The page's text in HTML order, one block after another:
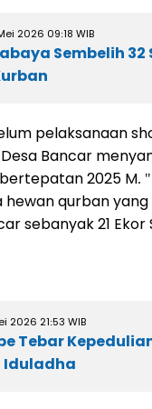
2026 09:18 WIB
Sembelih
pelaksanaan
Desa Bancar
2025
hewan qurban
sebanyak 21
2026 21:53 WIB
Tebar
Iduladha